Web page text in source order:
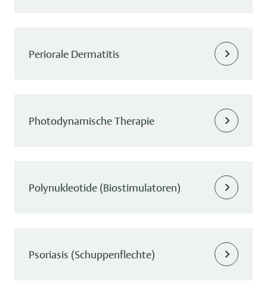
Periorale Dermatitis
Photodynamische Therapie
Polynukleotide (Biostimulatoren)
Psoriasis (Schuppenflechte)